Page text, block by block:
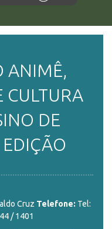
ANIMÊ,
CULTURA
DE
EDIÇÃO
Cruz Telefone: Tel:
/ 1401